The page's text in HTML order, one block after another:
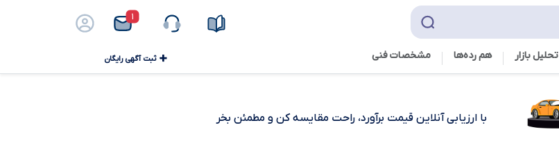
۱
تحلیل بازار هم رده‌ها‌ مشخصات فنی ثبت آگهی رایگان
با ارزیابی آنلاین قیمت برآورد، راحت مقایسه کن و مطمئن بخر